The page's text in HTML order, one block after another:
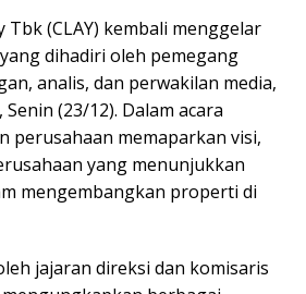
Tbk (CLAY) kembali menggelar
dihadiri oleh pemegang
analis, dan perwakilan media,
(23/12). Dalam acara
perusahaan memaparkan visi,
yang menunjukkan
mengembangkan properti di
jajaran direksi dan komisaris